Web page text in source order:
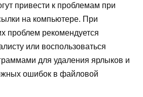
привести к проблемам при
на компьютере. При
проблем рекомендуется
или воспользоваться
для удаления ярлыков и
ошибок в файловой